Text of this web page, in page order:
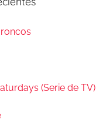
(Serie de TV)